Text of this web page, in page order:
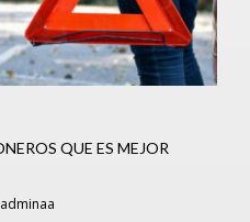
QUE ES MEJOR
adminaa